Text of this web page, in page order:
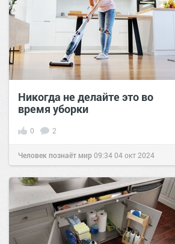
Никогда не делайте это во
время уборки
0 2
Человек познаёт мир09:3404 окт 2024